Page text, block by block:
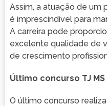
Assim, a atuação de um
é imprescindível para
A carreira pode
excelente qualidade de
de crescimento
Último concurso TJ
O último concurso